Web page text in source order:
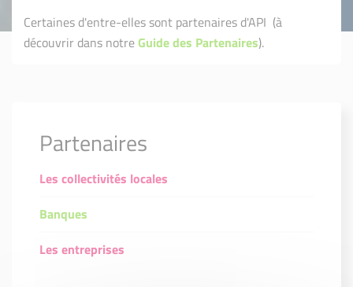
Certaines d'entre-elles sont partenaires d'API (à
découvrir dans notreGuide des Partenaires).
Partenaires
Les collectivités locales
Banques
Les entreprises